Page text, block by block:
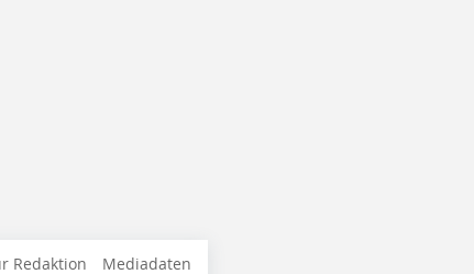
Redaktion Mediadaten